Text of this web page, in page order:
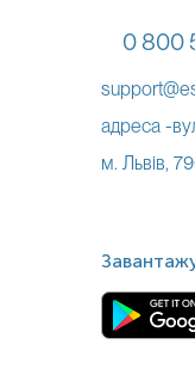
0 800
адреса -
м. Львів,